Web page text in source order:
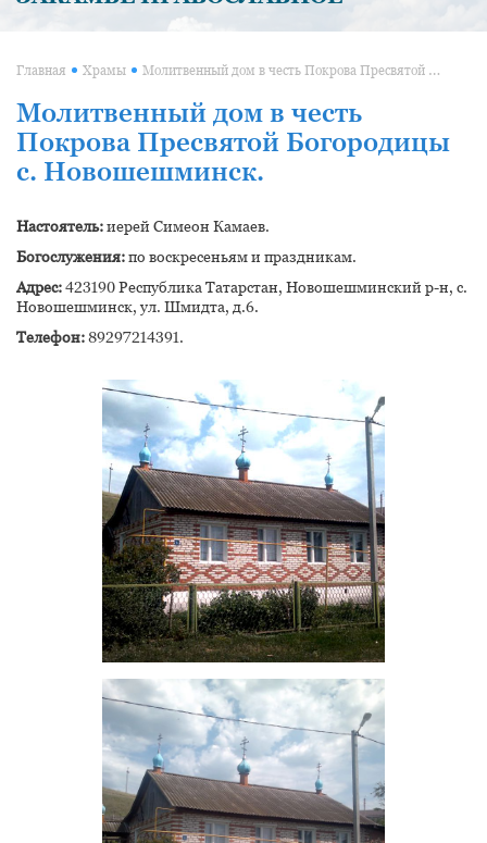
Главная Храмы Молитвенный дом в честь Покрова Пресвятой Богородицы с. Новошешминск.
Молитвенный дом в честь
Покрова Пресвятой Богородицы
с. Новошешминск.
Настоятель:иерей Симеон Камаев.
Богослужения:по воскресеньям и праздникам.
Адрес:423190 Республика Татарстан, Новошешминский р-н, с.
Новошешминск, ул. Шмидта, д.6.
Телефон:89297214391.